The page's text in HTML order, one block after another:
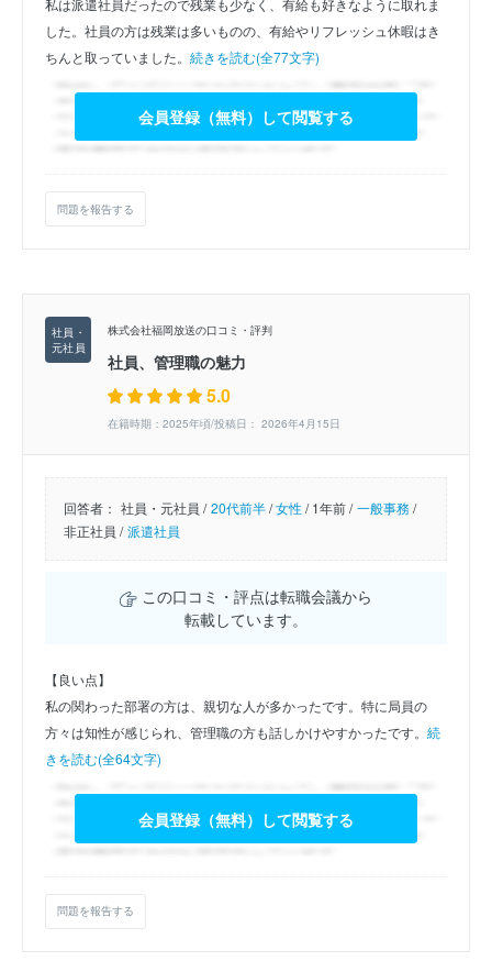
した。社員の方は残業は多いものの、有給やリフレッシュ休暇はき
ちんと取っていました。 続きを読む(全77文字)
会員登録（無料）して閲覧する
問題を報告する
株式会社福岡放送の口コミ・評判
社員、管理職の魅力
5.0
在籍時期：2025年頃/投稿日： 2026年4月15日
回答者： 社員・元社員 / 20代前半/女性/1年前 / 一般事務/
非正社員 / 派遣社員
この口コミ・評点は転職会議から
転載しています。
【良い点】
私の関わった部署の方は、親切な人が多かったです。特に局員の
方々は知性が感じられ、管理職の方も話しかけやすかったです。 続
きを読む(全64文字)
会員登録（無料）して閲覧する
問題を報告する